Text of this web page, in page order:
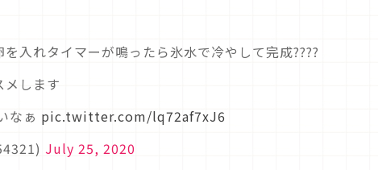
入れタイマーが鳴ったら氷水で冷やして完成????
します
なぁ pic.twitter.com/lq72af7xJ6
July 25, 2020